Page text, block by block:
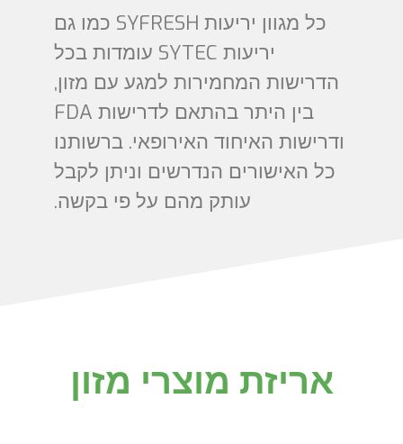
כל מגוון יריעות SYFRESH כמו גם
יריעות SYTEC עומדות בכל
הדרישות המחמירות למגע עם מזון,
בין היתר בהתאם לדרישות FDA
ודרישות האיחוד האירופאי. ברשותנו
כל האישורים הנדרשים וניתן לקבל
עותק מהם על פי בקשה.
אריזת מוצרי מזון